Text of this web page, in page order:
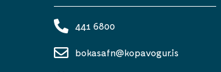
441 6800
bokasafn@kopavogur.is